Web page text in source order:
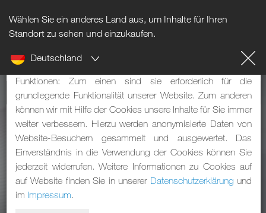
Wählen Sie ein anderes Land aus, um Inhalte für Ihren
Standort zu sehen und einzukaufen.
Deutschland
Hinweis zu Cookies
Unsere Webseite verwendet Cookies. Diese haben zwei
Funktionen: Zum einen sind sie erforderlich für die
grundlegende Funktionalität unserer Website. Zum anderen
können wir mit Hilfe der Cookies unsere Inhalte für Sie immer
weiter verbessern. Hierzu werden anonymisierte Daten von
Website-Besuchern gesammelt und ausgewertet. Das
Einverständnis in die Verwendung der Cookies können Sie
jederzeit widerrufen. Weitere Informationen zu Cookies auf
auf Website finden Sie in unserer Datenschutzerklärung und
im Impressum.